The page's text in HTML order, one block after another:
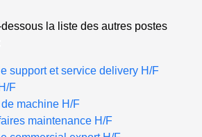
la liste des autres postes
support et service delivery H/F
F
machine H/F
maintenance H/F